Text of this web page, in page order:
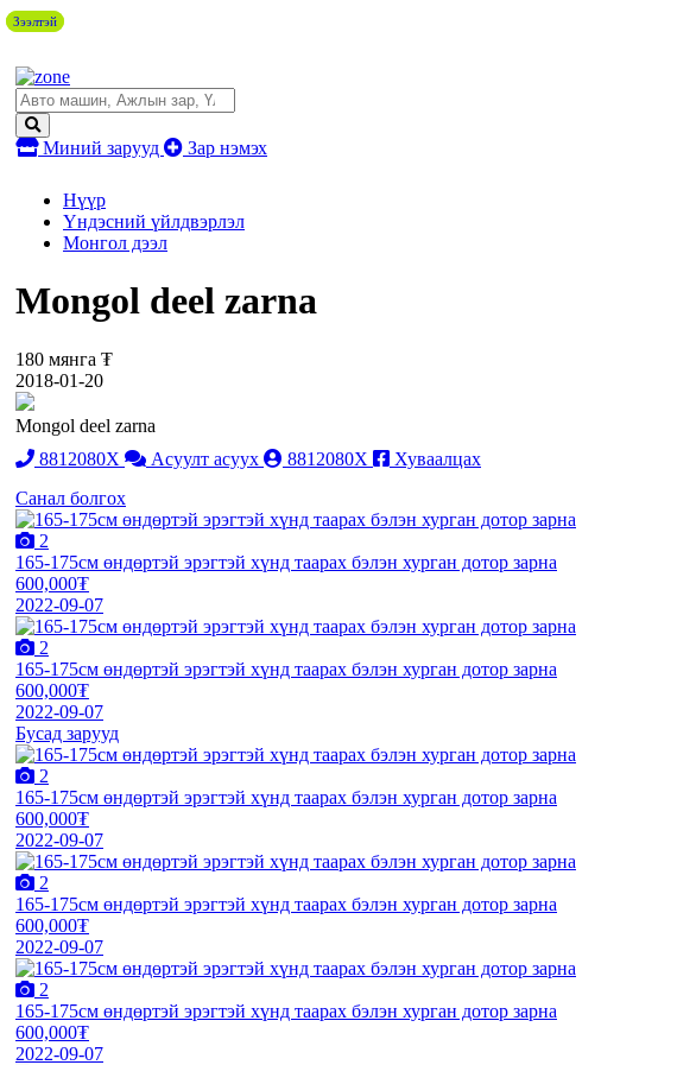
Миний зарууд Зар нэмэх
Нүүр
Үндэсний үйлдвэрлэл
Монгол дээл
Mongol deel zarna
180 мянга ₮
2018-01-20
Mongol deel zarna
8812080X
Асуулт асуух 8812080X
Хуваалцах
Санал болгох
2
165-175см өндөртэй эрэгтэй хүнд таарах бэлэн хурган дотор зарна
600,000₮
2022-09-07
2
165-175см өндөртэй эрэгтэй хүнд таарах бэлэн хурган дотор зарна
600,000₮
2022-09-07
Бусад зарууд
2
165-175см өндөртэй эрэгтэй хүнд таарах бэлэн хурган дотор зарна
600,000₮
2022-09-07
2
165-175см өндөртэй эрэгтэй хүнд таарах бэлэн хурган дотор зарна
600,000₮
2022-09-07
2
165-175см өндөртэй эрэгтэй хүнд таарах бэлэн хурган дотор зарна
600,000₮
2022-09-07
Зээлтэй
Зээлтэй